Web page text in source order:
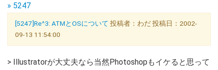
» 5247
[5247]Re^3: ATMとOSについて 投稿者：わだ 投稿日：2002-
09-13 11:54:00
> Illustratorが大丈夫なら当然Photoshopもイケると思って